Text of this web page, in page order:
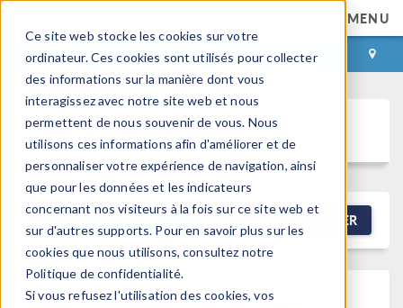
Ce site web stocke les cookies sur votre
ordinateur. Ces cookies sont utilisés pour collecter
des informations sur la manière dont vous
interagissez avec notre site web et nous
permettent de nous souvenir de vous. Nous
utilisons ces informations afin d'améliorer et de
personnaliser votre expérience de navigation, ainsi
que pour les données et les indicateurs
concernant nos visiteurs à la fois sur ce site web et
sur d'autres supports. Pour en savoir plus sur les
cookies que nous utilisons, consultez notre
Politique de confidentialité.
Si vous refusez l'utilisation des cookies, vos
MENU
CONNEXION CONTACT
Discussion Forum
FILTRER
Discussion ClosedThis discussion was